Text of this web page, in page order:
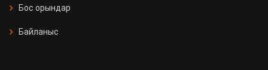
Бос орындар
Байланыс